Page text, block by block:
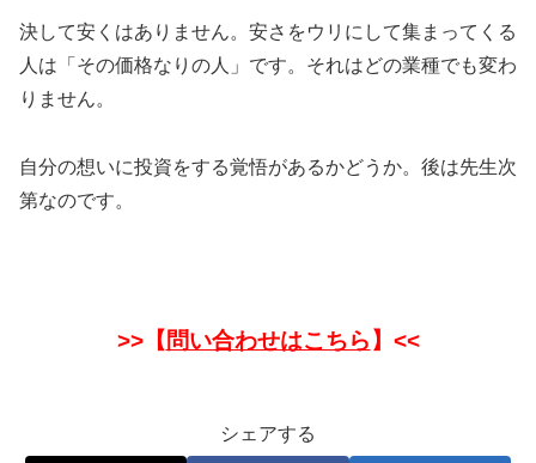
決して安くはありません。安さをウリにして集まってくる
人は「その価格なりの人」です。それはどの業種でも変わ
りません。
自分の想いに投資をする覚悟があるかどうか。後は先生次
第なのです。
>>【 問い合わせはこちら 】<<
シェアする